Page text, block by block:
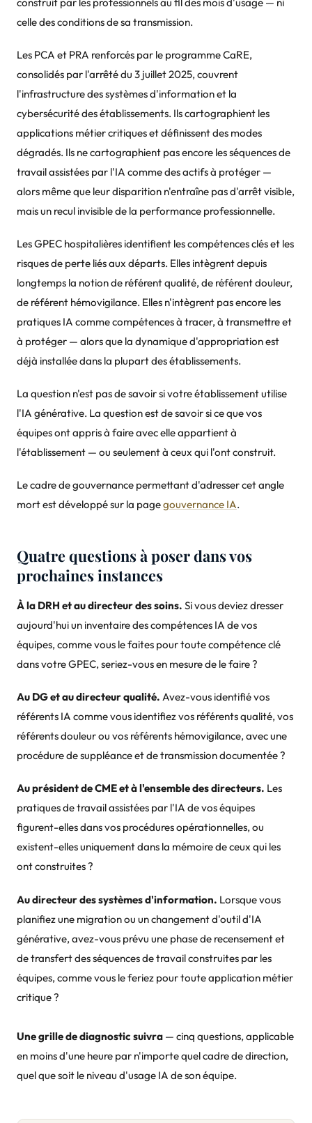
celle des conditions de sa transmission.
Les PCA et PRA renforcés par le programme CaRE,
consolidés par l'arrêté du 3 juillet 2025, couvrent
l'infrastructure des systèmes d'information et la
cybersécurité des établissements. Ils cartographient les
applications métier critiques et définissent des modes
dégradés. Ils ne cartographient pas encore les séquences de
travail assistées par l'IA comme des actifs à protéger —
alors même que leur disparition n'entraîne pas d'arrêt visible,
mais un recul invisible de la performance professionnelle.
Les GPEC hospitalières identifient les compétences clés et les
risques de perte liés aux départs. Elles intègrent depuis
longtemps la notion de référent qualité, de référent douleur,
de référent hémovigilance. Elles n'intègrent pas encore les
pratiques IA comme compétences à tracer, à transmettre et
à protéger — alors que la dynamique d'appropriation est
déjà installée dans la plupart des établissements.
La question n'est pas de savoir si votre établissement utilise
l'IA générative. La question est de savoir si ce que vos
équipes ont appris à faire avec elle appartient à
l'établissement — ou seulement à ceux qui l'ont construit.
Le cadre de gouvernance permettant d'adresser cet angle
mort est développé sur la pagegouvernance IA.
Quatre questions à poser dans vos
prochaines instances
À la DRH et au directeur des soins. Si vous deviez dresser
aujourd'hui un inventaire des compétences IA de vos
équipes, comme vous le faites pour toute compétence clé
dans votre GPEC, seriez-vous en mesure de le faire ?
Au DG et au directeur qualité. Avez-vous identifié vos
référents IA comme vous identifiez vos référents qualité, vos
référents douleur ou vos référents hémovigilance, avec une
procédure de suppléance et de transmission documentée ?
Au président de CME et à l'ensemble des directeurs. Les
pratiques de travail assistées par l'IA de vos équipes
figurent-elles dans vos procédures opérationnelles, ou
existent-elles uniquement dans la mémoire de ceux qui les
ont construites ?
Au directeur des systèmes d'information. Lorsque vous
planifiez une migration ou un changement d'outil d'IA
générative, avez-vous prévu une phase de recensement et
de transfert des séquences de travail construites par les
équipes, comme vous le feriez pour toute application métier
critique ?
Une grille de diagnostic suivra — cinq questions, applicable
en moins d'une heure par n'importe quel cadre de direction,
quel que soit le niveau d'usage IA de son équipe.